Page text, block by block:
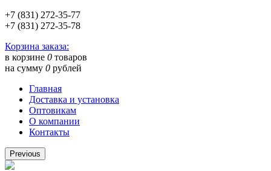
+7 (831) 272-35-77
+7 (831) 272-35-78
Корзина заказа:
в корзине 0 товаров
на сумму 0 рублей
Главная
Доставка и установка
Оптовикам
О компании
Контакты
Previous